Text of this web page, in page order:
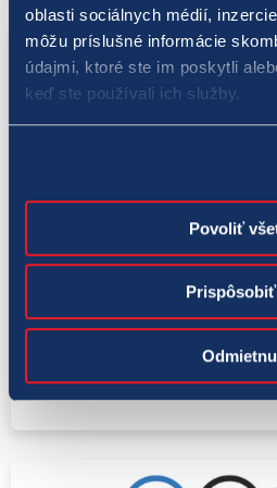
oblasti sociálnych médií,
môžu príslušné informácie
údajmi, ktoré ste im poskytli
keď ste používali ich služby.
Povoliť
Prispôsobiť
24. 6. 2021
Ukáž sa a získaj grant!
športovcov čaká 34 000